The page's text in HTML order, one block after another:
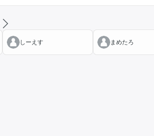
しーえす まめたろ